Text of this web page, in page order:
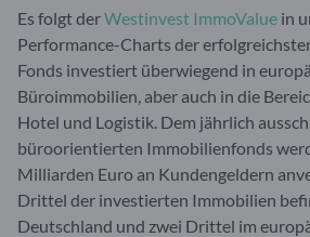
Es folgt derWestinvest ImmoValue in
Performance-Charts der
Fonds investiert überwiegend in
Büroimmobilien, aber auch in die
Hotel und Logistik. Dem jährlich
büroorientierten Immobilienfonds
Milliarden Euro an Kundengeldern
Drittel der investierten Immobilien
Deutschland und zwei Drittel im